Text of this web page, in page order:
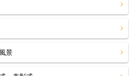
景